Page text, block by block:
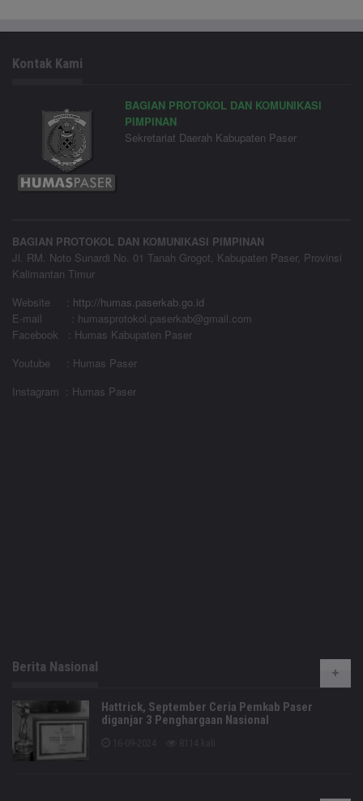
Kontak Kami
BAGIAN PROTOKOL DAN KOMUNIKASI
PIMPINAN
Sekretariat Daerah Kabupaten Paser
BAGIAN PROTOKOL DAN KOMUNIKASI PIMPINAN
Jl. RM. Noto Sunardi No. 01 Tanah Grogot, Kabupaten Paser, Provinsi
Kalimantan Timur
Website
: http://humas.paserkab.go.id
E-mail : humasprotokol.paserkab@gmail.com
Facebook : Humas Kabupaten Paser
Youtube : Humas Paser
Instagram : Humas Paser
Berita Nasional
Hattrick, September Ceria Pemkab Paser
diganjar 3 Penghargaan Nasional